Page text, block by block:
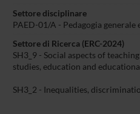
Settore disciplinare
PAED-01/A - Pedagogia generale
Settore di Ricerca (ERC-2024)
SH3_9 - Social aspects of
studies, education and
SH3_2 - Inequalities,